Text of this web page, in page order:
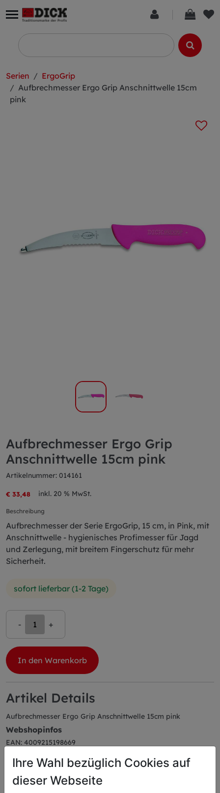
Serien
ErgoGrip
Aufbrechmesser Ergo Grip Anschnittwelle 15cm
pink
Aufbrechmesser Ergo Grip
Anschnittwelle 15cm pink
Artikelnummer: 014161
€ 33,48 inkl. 20 % MwSt.
Beschreibung
Aufbrechmesser der Serie ErgoGrip, 15 cm, in Pink, mit
Anschnittwelle - hygienisches Profimesser für Jagd
und Zerlegung, mit breitem Fingerschutz für mehr
Sicherheit.
sofort lieferbar (1-2 Tage)
- +
In den Warenkorb
Artikel Details
Aufbrechmesser Ergo Grip Anschnittwelle 15cm pink
Webshopinfos
EAN: 4009215198669
Farbe: pink
Ihre Wahl bezüglich Cookies auf
dieser Webseite